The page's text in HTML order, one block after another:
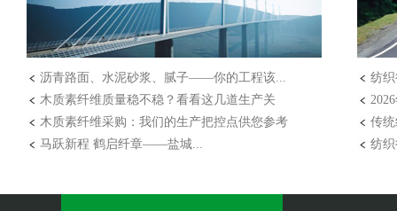
沥青路面、水泥砂浆、腻子——你的工程该...
木质素纤维质量稳不稳？看看这几道生产关
木质素纤维采购：我们的生产把控点供您参考
​马跃新程 鹤启纤章——盐城...
纺
传
纺